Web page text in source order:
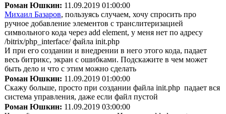
Роман Юшкин: 11.09.2019 01:00:00
Михаил Базаров, пользуясь случаем, хочу спросить про
ручное добавление элементов с транслитеризацией
символьного кода через add element, у меня нет по адресу
/bitrix/php_interface/ файла init.php
И при его создании и внедрении в него этого кода, падает
весь битрикс, экран с ошибками. Подскажите в чем может
быть дело и что с этим можно сделать
Роман Юшкин: 11.09.2019 01:00:00
Скажу больше, просто при создании файла init.php падает вся
система управления, даже если файл пустой
Роман Юшкин: 11.09.2019 03:00:00